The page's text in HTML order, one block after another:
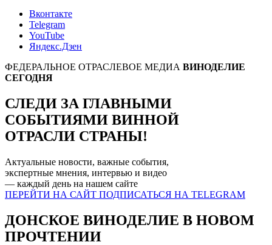
Вконтакте
Telegram
YouTube
Яндекс.Дзен
ФЕДЕРАЛЬНОЕ ОТРАСЛЕВОЕ МЕДИА ВИНОДЕЛИЕ
СЕГОДНЯ
СЛЕДИ ЗА ГЛАВНЫМИ
СОБЫТИЯМИ ВИННОЙ
ОТРАСЛИ СТРАНЫ!
Актуальные новости, важные события,
экспертные мнения, интервью и видео
— каждый день на нашем сайте
ПЕРЕЙТИ НА САЙТ ПОДПИСАТЬСЯ НА TELEGRAM
ДОНСКОЕ ВИНОДЕЛИЕ В НОВОМ
ПРОЧТЕНИИ